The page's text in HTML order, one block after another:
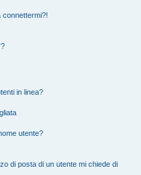
connettermi?!
in linea?
utente?
di posta di un utente mi chiede di